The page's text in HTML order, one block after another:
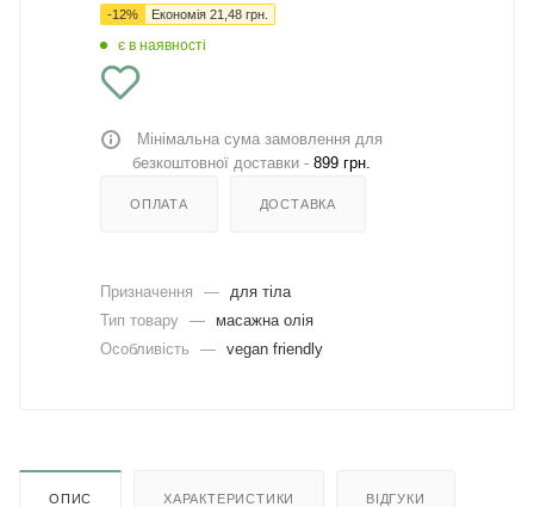
-12% Економія 21,48 грн.
є в наявності
Мінімальна сума замовлення для
безкоштовної доставки - 899 грн.
ОПЛАТА ДОСТАВКА
Призначення —
для тіла
Тип товару —
масажна олія
Особливість
— vegan friendly
ОПИС ХАРАКТЕРИСТИКИ ВІДГУКИ